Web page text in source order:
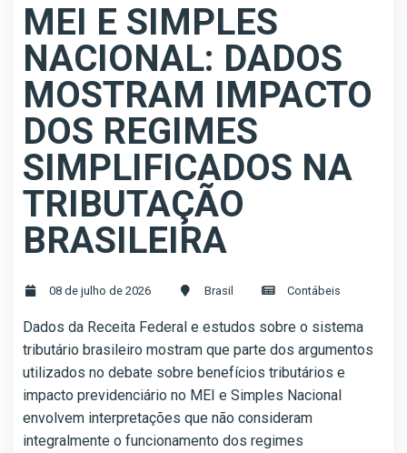
MEI E SIMPLES
NACIONAL: DADOS
MOSTRAM IMPACTO
DOS REGIMES
SIMPLIFICADOS NA
TRIBUTAÇÃO
BRASILEIRA
08 de julho de 2026 Brasil Contábeis
Dados da Receita Federal e estudos sobre o sistema
tributário brasileiro mostram que parte dos argumentos
utilizados no debate sobre benefícios tributários e
impacto previdenciário no MEI e Simples Nacional
envolvem interpretações que não consideram
integralmente o funcionamento dos regimes